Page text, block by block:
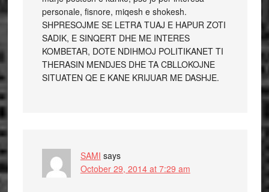
personale, fisnore, miqesh e shokesh.
SHPRESOJME SE LETRA TUAJ E HAPUR ZOTI
SADIK, E SINQERT DHE ME INTERES
KOMBETAR, DOTE NDIHMOJ POLITIKANET TI
THERASIN MENDJES DHE TA CBLLOKOJNE
SITUATEN QE E KANE KRIJUAR ME DASHJE.
SAMI says
October 29, 2014 at 7:29 am